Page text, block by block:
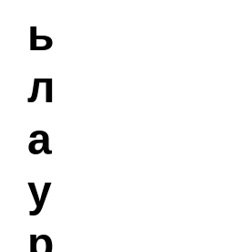
ы
л
а
у